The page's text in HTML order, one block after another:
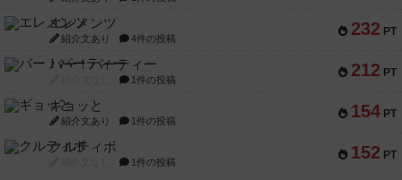
232 PT
エレメンツ
紹介文あり 4件の投稿
212 PT
バー！パーティー
1件の投稿
154 PT
ギョッと
紹介文あり 1件の投稿
152 PT
クルティボ
1件の投稿